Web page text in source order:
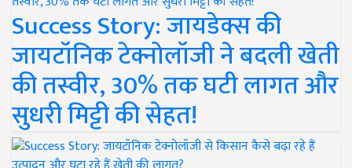
Success Story: जायडेक्स की
जायटॉनिक टेक्नोलॉजी ने बदली खेती
की तस्वीर, 30% तक घटी लागत और
सुधरी मिट्टी की सेहत!